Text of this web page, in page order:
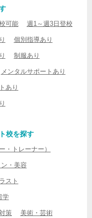
可能 週1～週3日登校
個別指導あり
制服あり
メンタルサポートあり
あり
校を探す
・トレーナー）
・美容
スト
学
策 美術・芸術